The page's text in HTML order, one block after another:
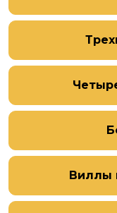
Виллы